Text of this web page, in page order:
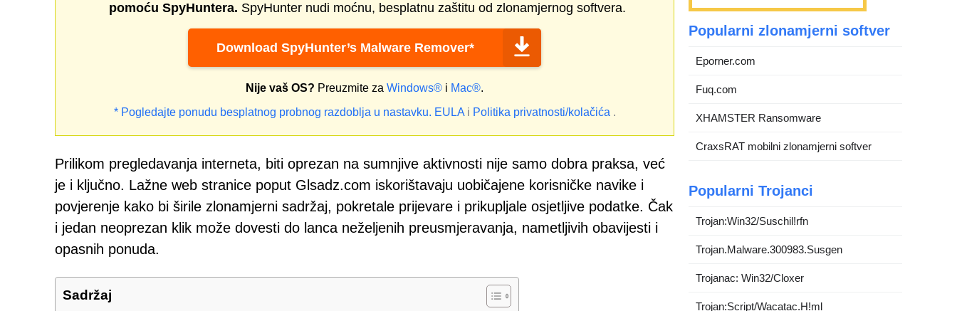
pomoću SpyHuntera. SpyHunter nudi moćnu, besplatnu zaštitu od zlonamjernog softvera.
Download SpyHunter’s Malware Remover*
Nije vaš OS? Preuzmite za Windows® i Mac®.
* Pogledajte ponudu besplatnog probnog razdoblja u nastavku. EULAi Politika privatnosti/kolačića .
Prilikom pregledavanja interneta, biti oprezan na sumnjive aktivnosti nije samo dobra praksa, već
je i ključno. Lažne web stranice poput Glsadz.com iskorištavaju uobičajene korisničke navike i
povjerenje kako bi širile zlonamjerni sadržaj, pokretale prijevare i prikupljale osjetljive podatke. Čak
i jedan neoprezan klik može dovesti do lanca neželjenih preusmjeravanja, nametljivih obavijesti i
opasnih ponuda.
Sadržaj
Popularni zlonamjerni softver
Eporner.com
Fuq.com
XHAMSTER Ransomware
CraxsRAT mobilni zlonamjerni softver
Popularni Trojanci
Trojan:Win32/Suschil!rfn
Trojan.Malware.300983.Susgen
Trojanac: Win32/Cloxer
Trojan:Script/Wacatac.H!ml